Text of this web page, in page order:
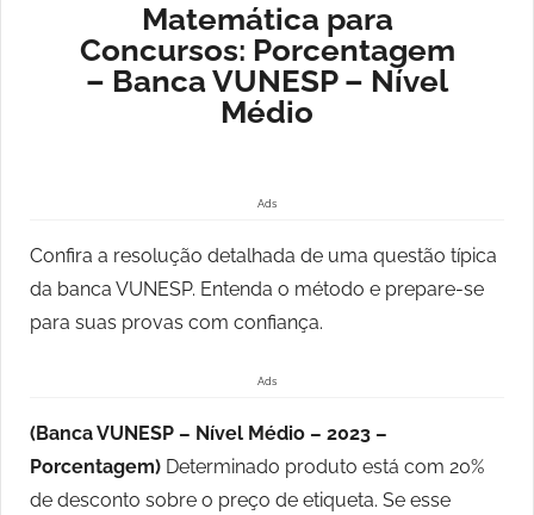
Matemática para
Concursos: Porcentagem
– Banca VUNESP – Nível
Médio
Ads
Confira a resolução detalhada de uma questão típica
da banca VUNESP. Entenda o método e prepare-se
para suas provas com confiança.
Ads
(Banca VUNESP – Nível Médio – 2023 –
Porcentagem) Determinado produto está com 20%
de desconto sobre o preço de etiqueta. Se esse